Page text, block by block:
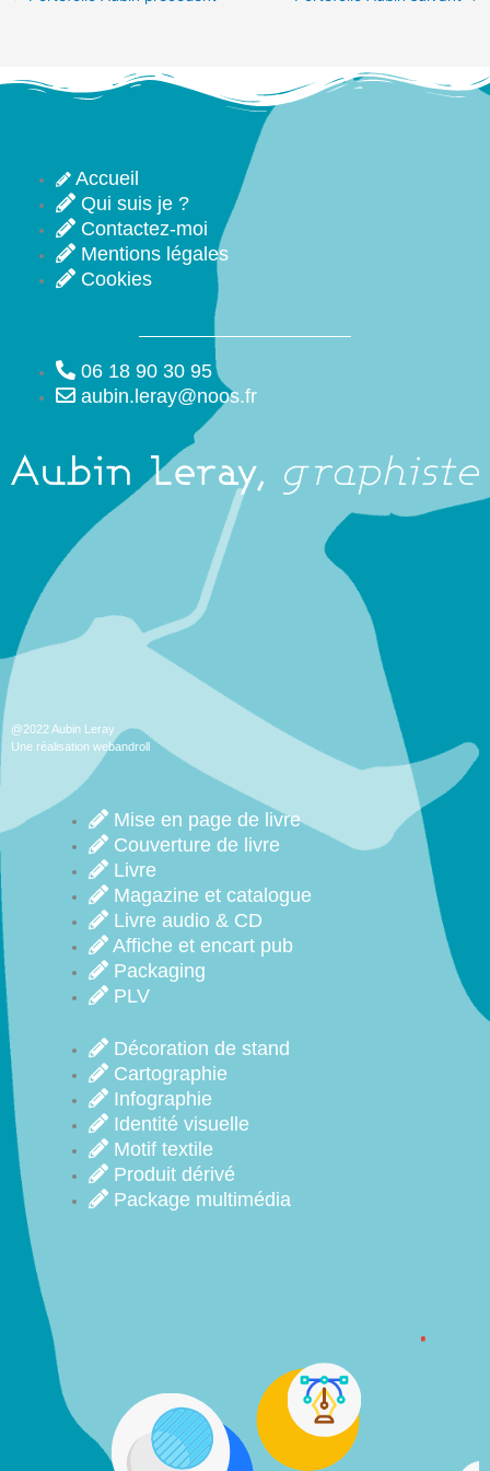
Accueil
Qui suis je ?
Contactez-moi
Mentions légales
Cookies
06 18 90 30 95
aubin.leray@noos.fr
@2022 Aubin Leray
Une réalisation webandroll
Mise en page de livre
Couverture de livre
Livre
Magazine et catalogue
Livre audio & CD
Affiche et encart pub
Packaging
PLV
Décoration de stand
Cartographie
Infographie
Identité visuelle
Motif textile
Produit dérivé
Package multimédia